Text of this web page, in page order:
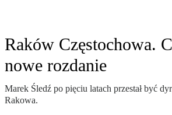
Raków Częstochowa.
nowe rozdanie
Marek Śledź po pięciu latach przestał być
Rakowa.